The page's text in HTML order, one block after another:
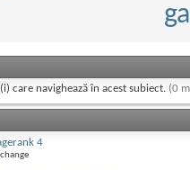
care navighează în acest subiect. (0
4